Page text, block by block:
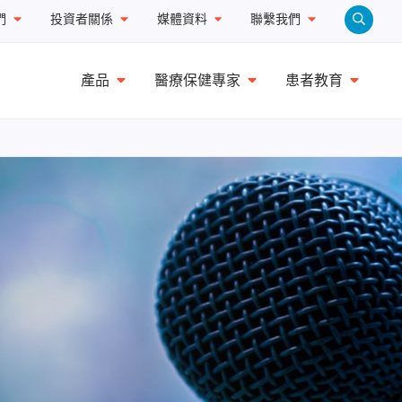
投資者關係 媒體資料 聯繫我們
產品 醫療保健專家 患者教育